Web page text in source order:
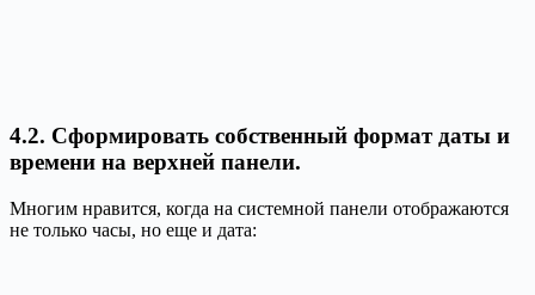
4.2. Сформировать собственный формат даты и
времени на верхней панели.
Многим нравится, когда на системной панели отображаются
не только часы, но еще и дата: